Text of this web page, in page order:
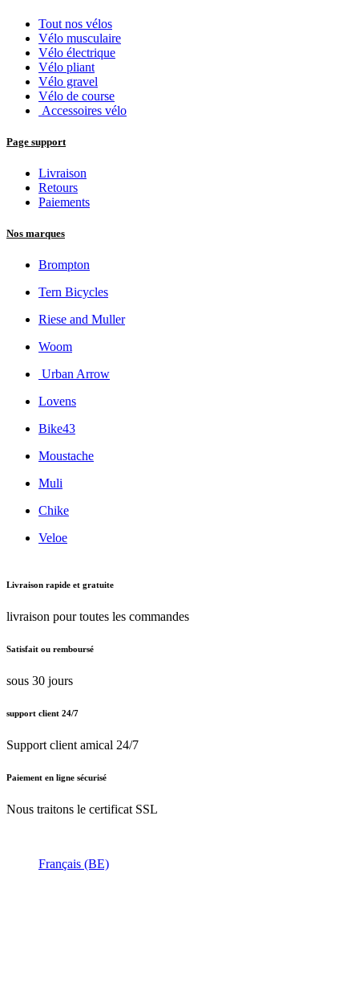
Tout nos vélos
Vélo musculaire
Vélo électrique
Vélo pliant
Vélo gravel
Vélo de course
Accessoires vélo
Page support
Livraison
Retours
Paiements
Nos marques
Brompton
Tern Bicycles
Riese and Muller
Woom
Urban Arrow
Lovens
Bike43
Moustache
Muli
Chike
Veloe
Livraison rapide et gratuite
livraison pour toutes les commandes
Satisfait ou remboursé
sous 30 jours
support client 24/7
Support client amical 24/7
Paiement en ligne sécurisé
Nous traitons le certificat SSL
Français (BE)